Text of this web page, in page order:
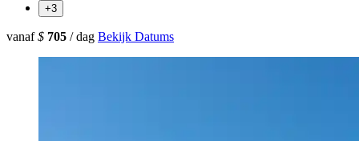
+3
vanaf$ 705 / dag Bekijk Datums